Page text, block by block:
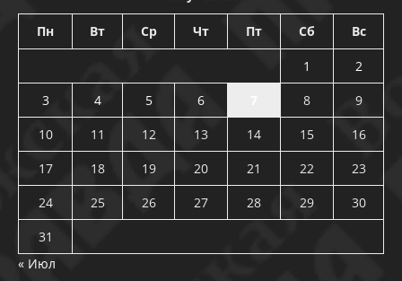
Пн Вт Ср Чт Пт Сб Вс
1
2
3
4 5 6 8
9
10
11 12 13 14 15
16
17
18 19 20 21 22
23
24
25 26 27 28 29
30
31
« Июл